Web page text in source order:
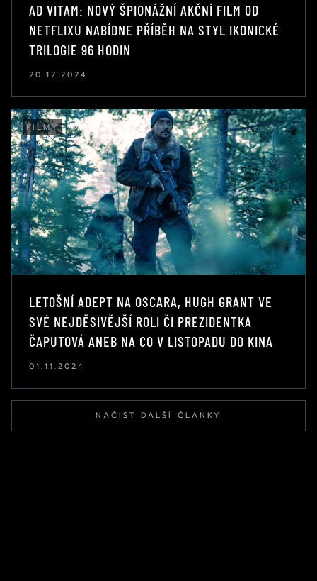
AD VITAM: NOVÝ ŠPIONÁŽNÍ AKČNÍ FILM OD
NETFLIXU NABÍDNE PŘÍBĚH NA STYL IKONICKÉ
TRILOGIE 96 HODIN
20.12.2024
FILMY
LETOŠNÍ ADEPT NA OSCARA, HUGH GRANT VE
SVÉ NEJDĚSIVĚJŠÍ ROLI ČI PREZIDENTKA
ČAPUTOVÁ ANEB NA CO V LISTOPADU DO KINA
01.11.2024
NAČÍST DALŠÍ ČLÁNKY